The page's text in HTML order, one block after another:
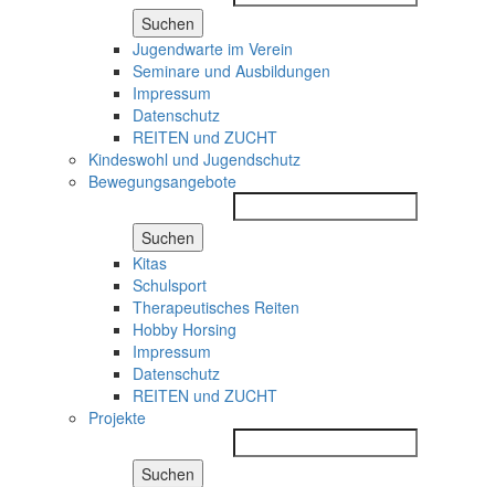
Suchen
Jugendwarte im Verein
Seminare und Ausbildungen
Impressum
Datenschutz
REITEN und ZUCHT
Kindeswohl und Jugendschutz
Bewegungsangebote
Suchen
Kitas
Schulsport
Therapeutisches Reiten
Hobby Horsing
Impressum
Datenschutz
REITEN und ZUCHT
Projekte
Suchen